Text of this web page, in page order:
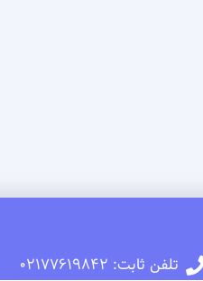
تلفن ثابت: 02177619842